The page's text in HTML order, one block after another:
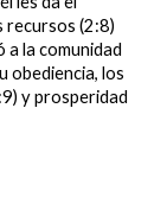
recursos (2:8)
la comunidad
obediencia, los
y prosperidad